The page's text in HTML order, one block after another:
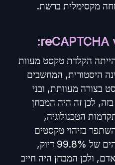
מקסימלית ברשת.
הקלדת טקסט מעוות
היסטורית, המחשבים
בצורה מעוותת, ובני
לכן זה היה המבחן
הטכנולוגיה,
בזיהוי טקסטים
מעוותים עם ציון מדהים של 99.8% דיוק,
לבני האדם, ולכן המבחן היה חייב